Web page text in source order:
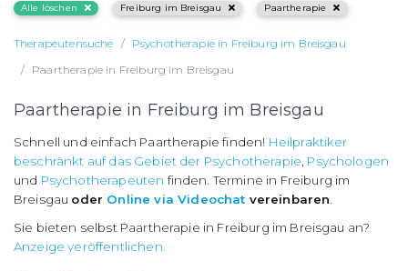
Alle löschen Freiburg im Breisgau Paartherapie
Therapeutensuche
Psychotherapie in Freiburg im Breisgau
Paartherapie in Freiburg im Breisgau
Paartherapie in Freiburg im Breisgau
Schnell und einfach Paartherapie finden! Heilpraktiker
beschränkt auf das Gebiet der Psychotherapie Psychologen
und Psychotherapeuten finden. Termine in Freiburg im
Breisgau oder Online via Videochat vereinbaren
Sie bieten selbst Paartherapie in Freiburg im Breisgau an?
Anzeige veröffentlichen.